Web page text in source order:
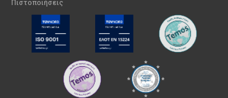
Πιστοποιήσεις